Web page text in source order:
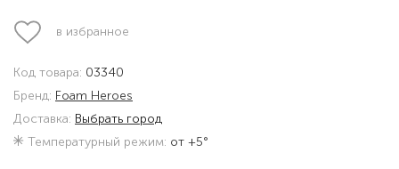
в избранное
Код товара: 03340
Бренд: Foam Heroes
Доставка: Выбрать город
Температурный режим: от +5°